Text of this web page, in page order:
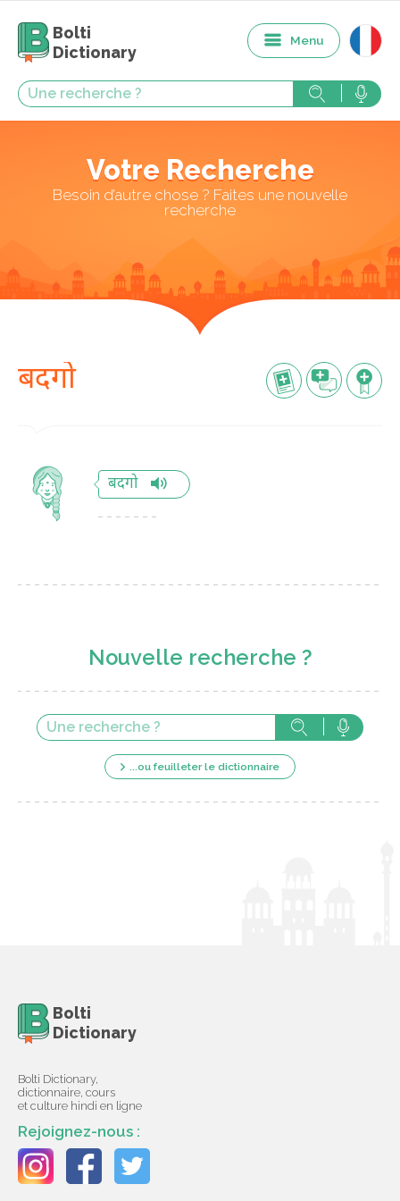
Bolti
Dictionary
Menu
Votre Recherche
Besoin d’autre chose ? Faites une nouvelle
recherche
बदगो
बदगो
Nouvelle recherche ?
...ou feuilleter le dictionnaire
Bolti
Dictionary
Bolti Dictionary,
dictionnaire, cours
et culture hindi en ligne
Rejoignez-nous :